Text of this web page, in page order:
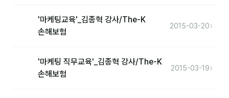
재무·계약
'마케팅교육'_김종혁 강사/The-K
손해보험
2015-03-20›
'마케팅 직무교육'_김종혁 강사/The-K
손해보험
2015-03-19›